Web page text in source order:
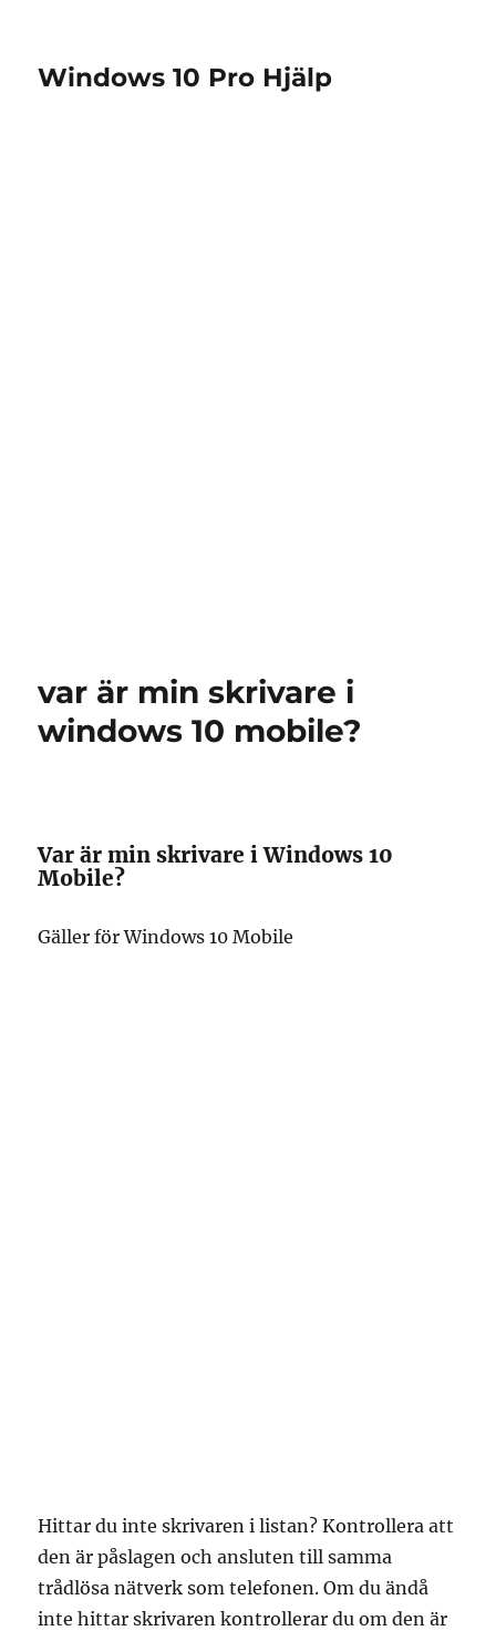
Windows 10 Pro Hjälp
var är min skrivare i
windows 10 mobile?
Var är min skrivare i Windows 10
Mobile?
Gäller för Windows 10 Mobile
Hittar du inte skrivaren i listan? Kontrollera att
den är påslagen och ansluten till samma
trådlösa nätverk som telefonen. Om du ändå
inte hittar skrivaren kontrollerar du om den är